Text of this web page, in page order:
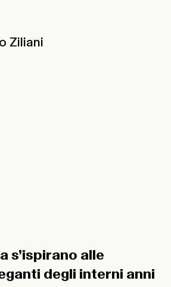
Ziliani
s’ispirano alle
degli interni anni